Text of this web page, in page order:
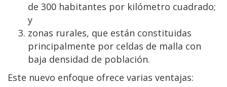
de 300 habitantes por kilómetro cuadrado;
y
zonas rurales, que están constituidas
principalmente por celdas de malla con
baja densidad de población.
Este nuevo enfoque ofrece varias ventajas: